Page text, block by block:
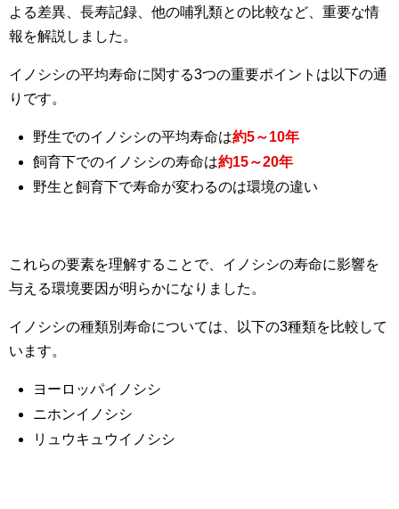
よる差異、長寿記録、他の哺乳類との比較など、重要な情
報を解説しました。
イノシシの平均寿命に関する3つの重要ポイントは以下の通
りです。
野生でのイノシシの平均寿命は約5～10年
飼育下でのイノシシの寿命は約15～20年
野生と飼育下で寿命が変わるのは環境の違い
これらの要素を理解することで、イノシシの寿命に影響を
与える環境要因が明らかになりました。
イノシシの種類別寿命については、以下の3種類を比較して
います。
ヨーロッパイノシシ
ニホンイノシシ
リュウキュウイノシシ